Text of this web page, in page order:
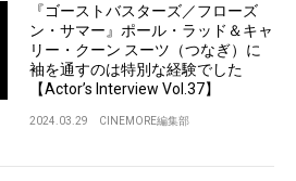
『ゴーストバスターズ／フローズ
ン・サマー』ポール・ラッド＆キャ
リー・クーン スーツ（つなぎ）に
袖を通すのは特別な経験でした
【Actor’s Interview Vol.37】
2024.03.29 CINEMORE編集部